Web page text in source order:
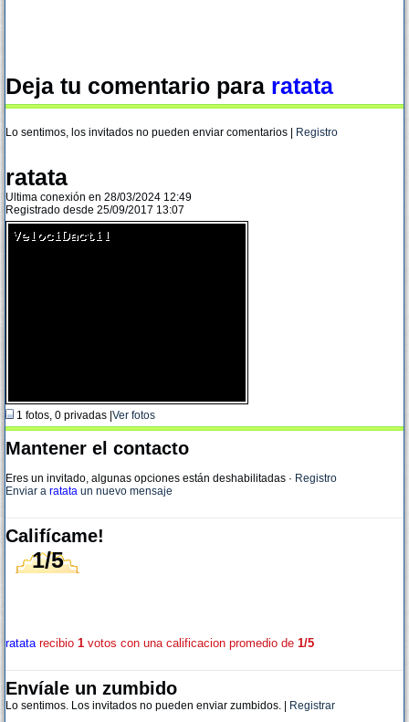
Deja tu comentario para ratata
Lo sentimos, los invitados no pueden enviar comentarios | Registro
ratata
Ultima conexión en 28/03/2024 12:49
Registrado desde 25/09/2017 13:07
1 fotos, 0 privadas | Ver fotos
Mantener el contacto
Eres un invitado, algunas opciones están deshabilitadas · Registro
Enviar a ratata un nuevo mensaje
Califícame!
1/5
ratatarecibio 1 votos con una calificacion promedio de 1/5
Envíale un zumbido
Lo sentimos. Los invitados no pueden enviar zumbidos. | Registrar